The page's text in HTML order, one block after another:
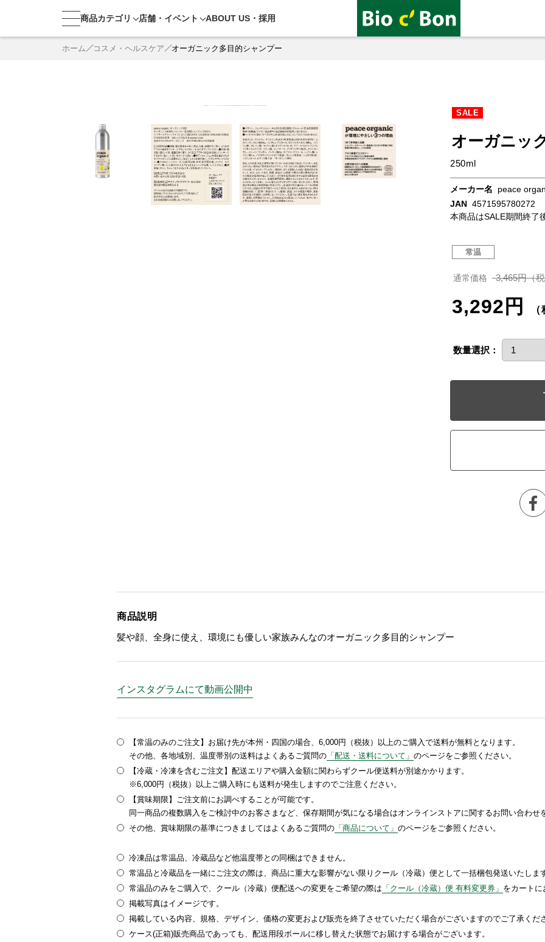
商品カテゴリ 店舗・ イベント ABOUT US・ 採用
ホーム コスメ・ヘルスケア オーガニック多目的シャンプー
SALE
オーガニッ
250ml
メーカー名
peace
JAN 4571595780272
本商品はSALE期間終了
常温
通常価格 3,465円（
3,292円
数量選択：
商品説明
髪や顔、全身に使え、環境にも優しい家族みんなのオーガニック多目的シャンプー
インスタグラムにて動画公開中
【常温のみのご注文】お届け先が本州・四国の場合、6,000円（税抜）以上のご購入で送料が無料となります。
その他、各地域別、温度帯別の送料はよくあるご質問の 「配送・送料について」 のページをご参照ください。
【冷蔵・冷凍を含むご注文】配送エリアや購入金額に関わらずクール便送料が別途かかります。
※6,000円（税抜）以上ご購入時にも送料が発生しますのでご注意ください。
【賞味期限】ご注文前にお調べすることが可能です。
同一商品の複数購入をご検討中のお客さまなど、保存期間が気になる場合はオンラインストアに関するお問い合わせ
その他、賞味期限の基準につきましてはよくあるご質問の 「商品について」 のページをご参照ください。
冷凍品は常温品、冷蔵品など他温度帯との同梱はできません。
常温品と冷蔵品を一緒にご注文の際は、商品に重大な影響がない限りクール（冷蔵）便として一括梱包発送いたします
常温品のみをご購入で、クール（冷蔵）便配送への変更をご希望の際は 「クール（冷蔵）便 有料変更券」 をカートに
掲載写真はイメージです。
掲載している内容、規格、デザイン、価格の変更および販売を終了させていただく場合がございますのでご了承くだ
ケース(正箱)販売商品であっても、配送用段ボールに移し替えた状態でお届けする場合がございます。